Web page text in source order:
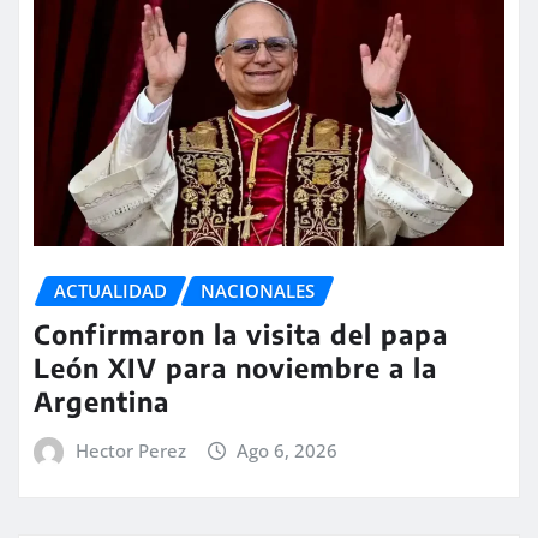
ACTUALIDAD NACIONALES
Confirmaron la visita del papa
León XIV para noviembre a la
Argentina
Hector Perez Ago 6, 2026